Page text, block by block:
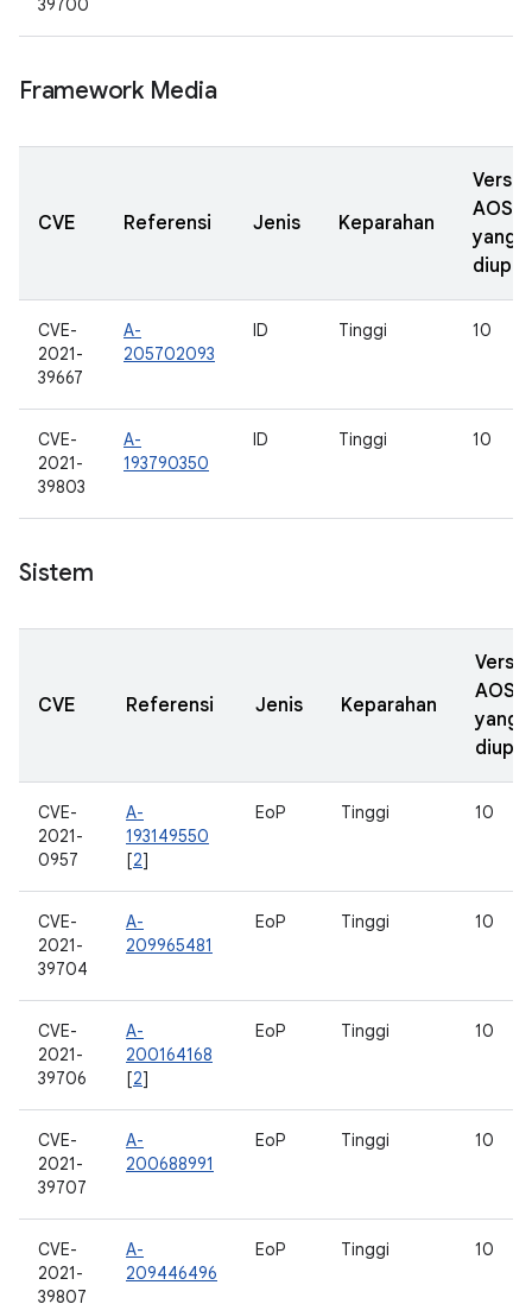
39700
Framework Media
CVE Referensi Jenis Keparahan
Versi
AOSP
yang
CVE-
2021-
39667
A-
205702093
ID Tinggi 10
CVE-
2021-
39803
A-
193790350
ID Tinggi 10
Sistem
CVE Referensi Jenis Keparahan
Versi
AOSP
yang
CVE-
2021-
0957
A-
193149550
[2]
EoP Tinggi 10
CVE-
2021-
39704
A-
209965481
EoP Tinggi 10
CVE-
2021-
39706
A-
200164168
[2]
EoP Tinggi 10
CVE-
2021-
39707
A-
200688991
EoP Tinggi 10
CVE-
2021-
39807
A-
209446496
EoP Tinggi 10